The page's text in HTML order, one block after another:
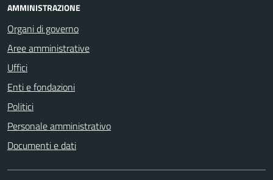
AMMINISTRAZIONE
Organi di governo
Aree amministrative
Uffici
Enti e fondazioni
Politici
Personale amministrativo
Documenti e dati